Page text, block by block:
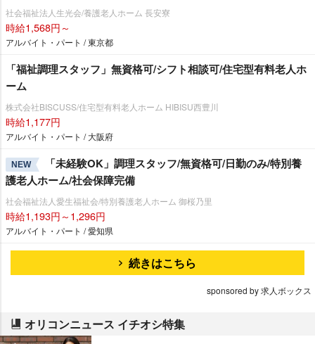
社会福祉法人生光会/養護老人ホーム 長安寮
時給1,568円～
アルバイト・パート / 東京都
「福祉調理スタッフ」無資格可/シフト相談可/住宅型有料老人ホ
ーム
株式会社BISCUSS/住宅型有料老人ホーム HIBISU西豊川
時給1,177円
アルバイト・パート / 大阪府
NEW
「未経験OK」調理スタッフ/無資格可/日勤のみ/特別養
護老人ホーム/社会保障完備
社会福祉法人愛生福祉会/特別養護老人ホーム 御桜乃里
時給1,193円～1,296円
アルバイト・パート / 愛知県
続きはこちら
sponsored by 求人ボックス
オリコンニュース イチオシ特集